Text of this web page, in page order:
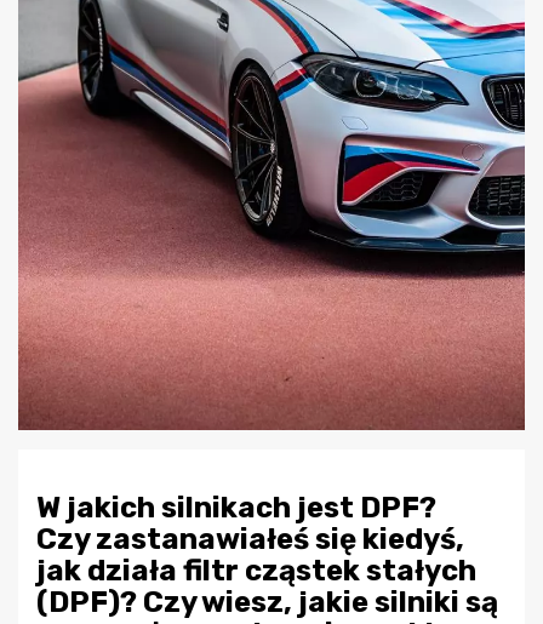
W jakich silnikach jest DPF?
Czy zastanawiałeś się kiedyś,
jak działa filtr cząstek stałych
(DPF)? Czy wiesz, jakie silniki są